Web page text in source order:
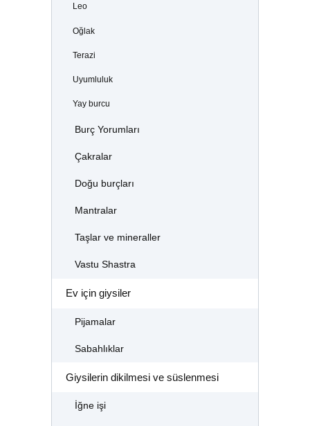
Leo
Oğlak
Terazi
Uyumluluk
Yay burcu
Burç Yorumları
Çakralar
Doğu burçları
Mantralar
Taşlar ve mineraller
Vastu Shastra
Ev için giysiler
Pijamalar
Sabahlıklar
Giysilerin dikilmesi ve süslenmesi
İğne işi